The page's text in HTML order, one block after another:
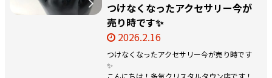
つけなくなったアクセサリー今が
売り時です✨
2026.2.16
つけなくなったアクセサリー今が売り時です
✨